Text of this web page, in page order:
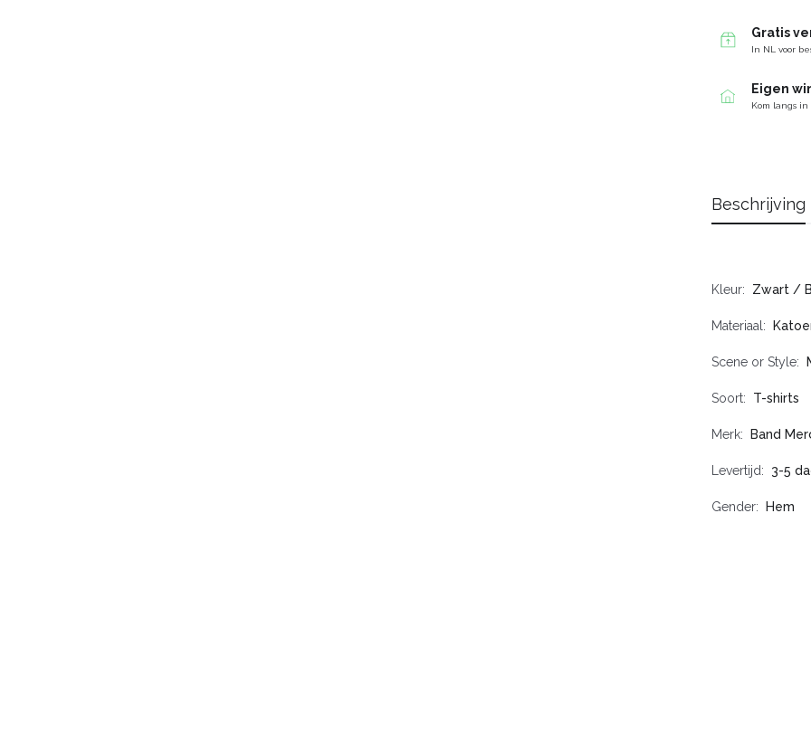
Gratis
In NL voor
Eigen
Kom langs
Beschrijving
Kleur Zwart /
Materiaal
Scene or Style
Soort T-shirts
Merk Band
Levertijd 3-5
Gender Hem